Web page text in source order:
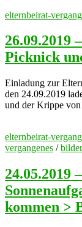
elternbeirat-
26.09.2019
Picknick
Einladung zur
den 24.09.2019
und der Krippe
elternbeirat-
vergangenes /bilder
24.05.2019
kommen >